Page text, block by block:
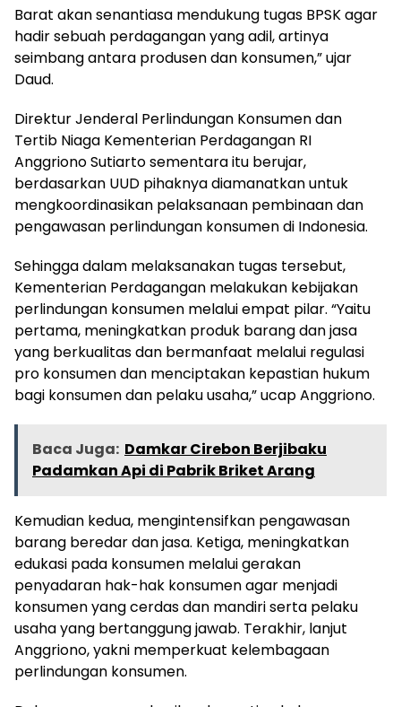
Barat akan senantiasa mendukung tugas BPSK agar
hadir sebuah perdagangan yang adil, artinya
seimbang antara produsen dan konsumen,” ujar
Daud.
Direktur Jenderal Perlindungan Konsumen dan
Tertib Niaga Kementerian Perdagangan RI
Anggriono Sutiarto sementara itu berujar,
berdasarkan UUD pihaknya diamanatkan untuk
mengkoordinasikan pelaksanaan pembinaan dan
pengawasan perlindungan konsumen di Indonesia.
Sehingga dalam melaksanakan tugas tersebut,
Kementerian Perdagangan melakukan kebijakan
perlindungan konsumen melalui empat pilar. “Yaitu
pertama, meningkatkan produk barang dan jasa
yang berkualitas dan bermanfaat melalui regulasi
pro konsumen dan menciptakan kepastian hukum
bagi konsumen dan pelaku usaha,” ucap Anggriono.
Baca Juga: Damkar Cirebon Berjibaku
Padamkan Api di Pabrik Briket Arang
Kemudian kedua, mengintensifkan pengawasan
barang beredar dan jasa. Ketiga, meningkatkan
edukasi pada konsumen melalui gerakan
penyadaran hak-hak konsumen agar menjadi
konsumen yang cerdas dan mandiri serta pelaku
usaha yang bertanggung jawab. Terakhir, lanjut
Anggriono, yakni memperkuat kelembagaan
perlindungan konsumen.